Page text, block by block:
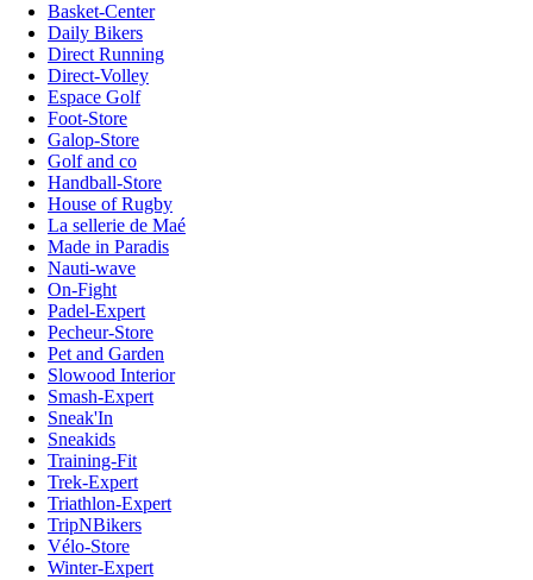
Basket-Center
Daily Bikers
Direct Running
Direct-Volley
Espace Golf
Foot-Store
Galop-Store
Golf and co
Handball-Store
House of Rugby
La sellerie de Maé
Made in Paradis
Nauti-wave
On-Fight
Padel-Expert
Pecheur-Store
Pet and Garden
Slowood Interior
Smash-Expert
Sneak'In
Sneakids
Training-Fit
Trek-Expert
Triathlon-Expert
TripNBikers
Vélo-Store
Winter-Expert